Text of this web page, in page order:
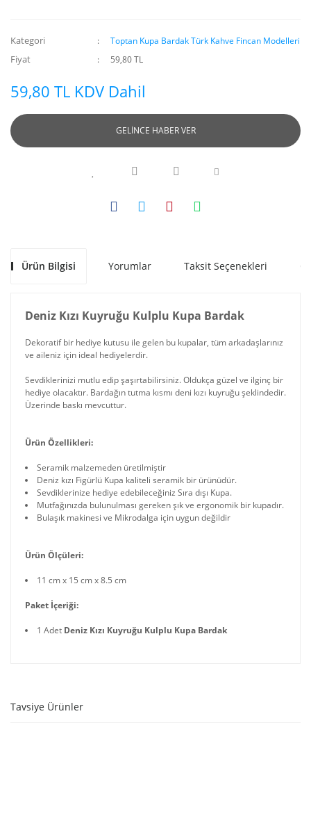
Kategori Toptan Kupa Bardak Türk Kahve Fincan Modelleri
Fiyat 59,80 TL
59,80 TL KDV Dahil
GELİNCE HABER VER
Ürün Bilgisi Yorumlar Taksit Seçenekleri
Deniz Kızı Kuyruğu Kulplu Kupa Bardak
Dekoratif bir hediye kutusu ile gelen bu kupalar, tüm arkadaşlarınız
ve aileniz için ideal hediyelerdir.
Sevdiklerinizi mutlu edip şaşırtabilirsiniz. Oldukça güzel ve ilginç bir
hediye olacaktır. Bardağın tutma kısmı deni kızı kuyruğu şeklindedir.
Üzerinde baskı mevcuttur.
Ürün Özellikleri:
Seramik malzemeden üretilmiştir
Deniz kızı Figürlü Kupa kaliteli seramik bir ürünüdür.
Sevdiklerinize hediye edebileceğiniz Sıra dışı Kupa.
Mutfağınızda bulunulması gereken şık ve ergonomik bir kupadır.
Bulaşık makinesi ve Mikrodalga için uygun değildir
Ürün Ölçüleri:
11 cm x 15 cm x 8.5 cm
Paket İçeriği:
1 Adet Deniz Kızı Kuyruğu Kulplu Kupa Bardak
Tavsiye Ürünler